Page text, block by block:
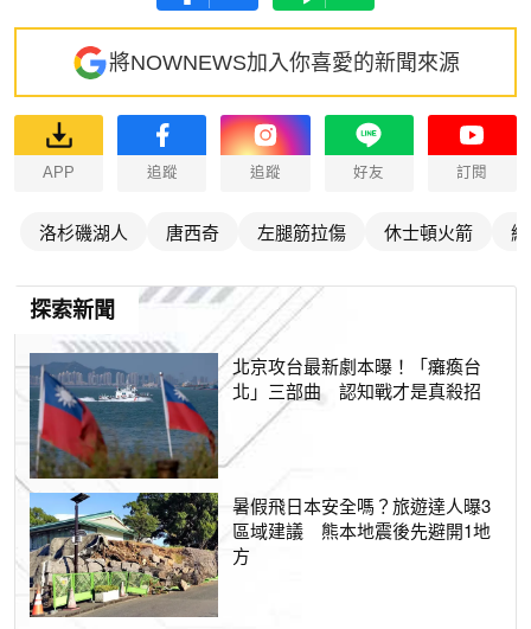
將NOWNEWS加入你喜愛的新聞來源
APP 追蹤 追蹤 好友 訂閱
洛杉磯湖人 唐西奇 左腿筋拉傷 休士頓火箭
探索新聞
北京攻台最新劇本曝！「癱瘓台
北」三部曲 認知戰才是真殺招
暑假飛日本安全嗎？旅遊達人曝3
區域建議 熊本地震後先避開1地
方